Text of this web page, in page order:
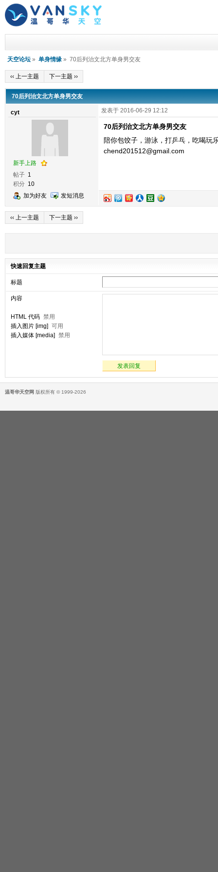
天空论坛 » 单身情缘 » 70后列治文北方单身男交友
‹‹ 上一主题 下一主题 ››
70后列治文北方单身男交友
cyt
新手上路
帖子 1
积分 10
加为好友
发短消息
发表于 2016-06-29 12:12
70后列治文北方单身男交友
陪你包饺子，游泳，打乒乓，吃喝玩
chend201512@gmail.com
‹‹ 上一主题 下一主题 ››
快速回复主题
标题
内容
HTML 代码 禁用
插入图片 [img] 可用
插入媒体 [media] 禁用
发表回复
温哥华天空网 版权所有 © 1999-2026